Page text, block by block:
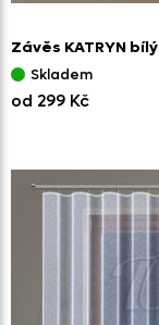
Závěs KATRYN bílý
Skladem
od 299 Kč